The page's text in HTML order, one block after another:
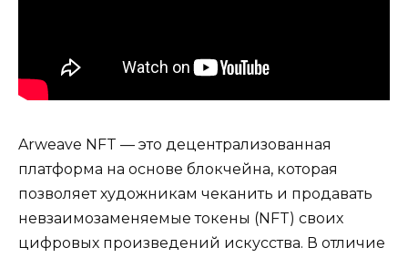
Arweave NFT — это децентрализованная
платформа на основе блокчейна, которая
позволяет художникам чеканить и продавать
невзаимозаменяемые токены (NFT) своих
цифровых произведений искусства. В отличие